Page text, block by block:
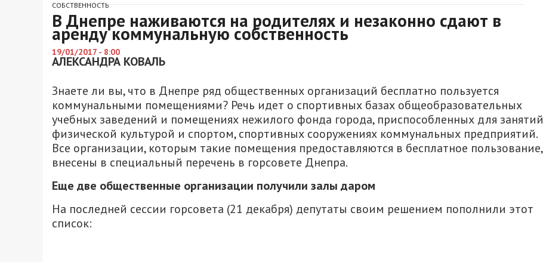
СОБСТВЕННОСТЬ
В Днепре наживаются на родителях и незаконно сдают в
аренду коммунальную собственность
19/01/2017 - 8:00
АЛЕКСАНДРА КОВАЛЬ
Знаете ли вы, что в Днепре ряд общественных организаций бесплатно пользуется
коммунальными помещениями? Речь идет о спортивных базах общеобразовательных
учебных заведений и помещениях нежилого фонда города, приспособленных для занятий
физической культурой и спортом, спортивных сооружениях коммунальных предприятий.
Все организации, которым такие помещения предоставляются в бесплатное пользование,
внесены в специальный перечень в горсовете Днепра.
Еще две общественные организации получили залы даром
На последней сессии горсовета (21 декабря) депутаты своим решением пополнили этот
список: